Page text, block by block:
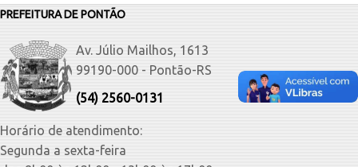
PREFEITURA DE PONTÃO
Av. Júlio Mailhos, 1613
99190-000 - Pontão-RS
(54) 2560-0131
Horário de atendimento:
Segunda a sexta-feira